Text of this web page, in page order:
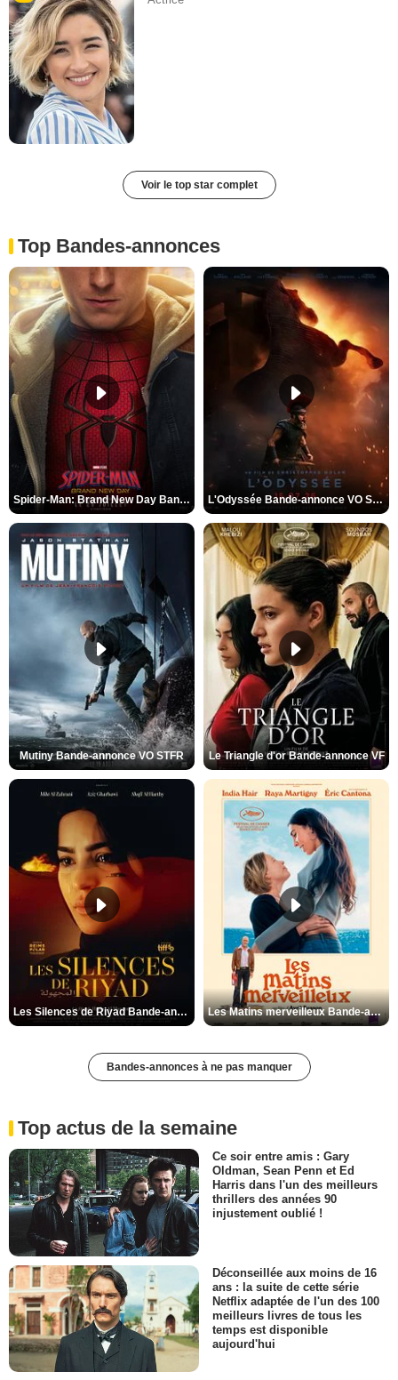
Voir le top star complet
Top Bandes-annonces
Spider-Man: Brand New Day Bande-annonce VO STFR L'Odyssée Bande-annonce VO STFR
Mutiny Bande-annonce VO STFR Le Triangle d'or Bande-annonce VF
Les Silences de Riyad Bande-annonce VO STFR Les Matins merveilleux Bande-annonce VF
Bandes-annonces à ne pas manquer
Top actus de la semaine
Ce soir entre amis : Gary
Oldman, Sean Penn et Ed
Harris dans l'un des meilleurs
thrillers des années 90
injustement oublié !
Déconseillée aux moins de 16
ans : la suite de cette série
Netflix adaptée de l'un des 100
meilleurs livres de tous les
temps est disponible
aujourd'hui